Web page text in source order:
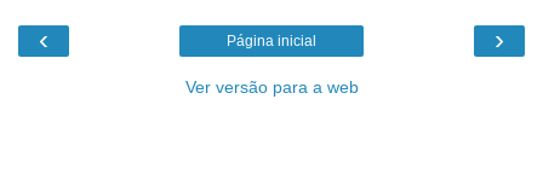
‹ ›
Página inicial
Ver versão para a web